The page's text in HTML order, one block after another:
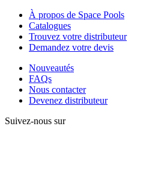
À propos de Space Pools
Catalogues
Trouvez votre distributeur
Demandez votre devis
Nouveautés
FAQs
Nous contacter
Devenez distributeur
Suivez-nous sur